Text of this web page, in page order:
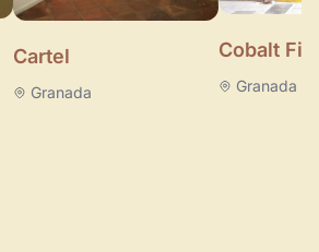
Cartel
Granada
Cobalt
Granada